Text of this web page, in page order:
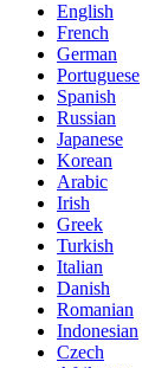
English
French
German
Portuguese
Spanish
Russian
Japanese
Korean
Arabic
Irish
Greek
Turkish
Italian
Danish
Romanian
Indonesian
Czech